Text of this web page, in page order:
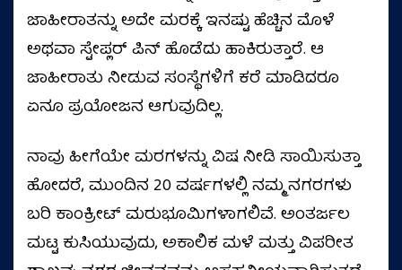
ಜಾಹೀರಾತನ್ನು ಅದೇ ಮರಕ್ಕೆ ಇನಷ್ಟು ಹೆಚ್ಚಿನ ಮೊಳೆ
ಅಥವಾ ಸ್ಟೇಪ್ಲರ್‌ ಪಿನ್‌ ಹೊಡೆದು ಹಾಕಿರುತ್ತಾರೆ. ಆ
ಜಾಹೀರಾತು ನೀಡುವ ಸಂಸ್ಥೆಗಳಿಗೆ ಕರೆ ಮಾಡಿದರೂ
ಏನೂ ಪ್ರಯೋಜನ ಆಗುವುದಿಲ್ಲ.
ನಾವು ಹೀಗೆಯೇ ಮರಗಳನ್ನು ವಿಷ ನೀಡಿ ಸಾಯಿಸುತ್ತಾ
ಹೋದರೆ, ಮುಂದಿನ 20 ವರ್ಷಗಳಲ್ಲಿ ನಮ್ಮ ನಗರಗಳು
ಬರಿ ಕಾಂಕ್ರೀಟ್ ಮರುಭೂಮಿಗಳಾಗಲಿವೆ. ಅಂತರ್ಜಲ
ಮಟ್ಟ ಕುಸಿಯುವುದು, ಅಕಾಲಿಕ ಮಳೆ ಮತ್ತು ವಿಪರೀತ